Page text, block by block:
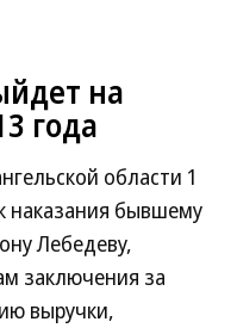
на
года
области 1
наказания бывшему
Лебедеву,
заключения за
выручки,